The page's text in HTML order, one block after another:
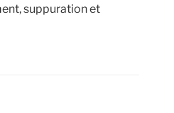
suppuration et